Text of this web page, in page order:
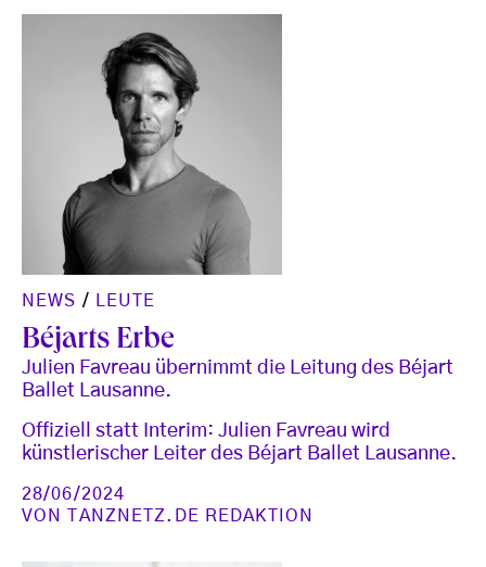
NEWS / LEUTE
Béjarts Erbe
Julien Favreau übernimmt die Leitung des Béjart
Ballet Lausanne.
Offiziell statt Interim: Julien Favreau wird
künstlerischer Leiter des Béjart Ballet Lausanne.
28/06/2024
VON
TANZNETZ.DE REDAKTION